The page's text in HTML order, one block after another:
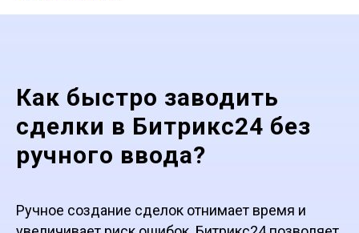
Как быстро заводить
сделки в Битрикс24 без
ручного ввода?
Ручное создание сделок отнимает время и